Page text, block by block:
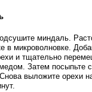
миндаль.
в микроволновке.
и тщательно
Затем посыпьте
выложите орехи